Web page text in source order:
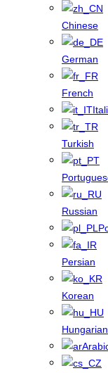
Chinese
German
French
Turkish
Russian
Persian
Korean
Hungarian